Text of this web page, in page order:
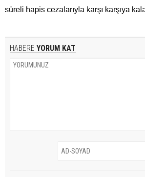
süreli hapis cezalarıyla karşı karşıya
HABERE YORUM KAT